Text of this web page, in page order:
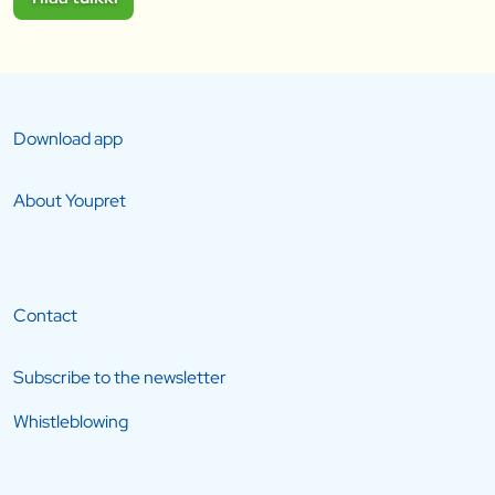
Download app
About Youpret
Contact
Subscribe to the newsletter
Whistleblowing